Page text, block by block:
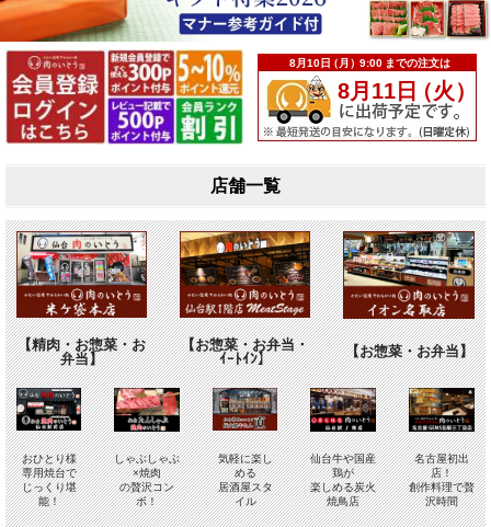
店舗一覧
【精肉・お惣菜・お
弁当】
【お惣菜・お弁当・
ｲｰﾄｲﾝ】
【お惣菜・お弁当】
おひとり様
専用焼台で
じっくり堪
能！
しゃぶしゃぶ
×焼肉
の贅沢コン
ボ！
気軽に楽し
める
居酒屋スタ
イル
仙台牛や国産
鶏が
楽しめる炭火
焼鳥店
名古屋初出
店！
創作料理で贅
沢時間